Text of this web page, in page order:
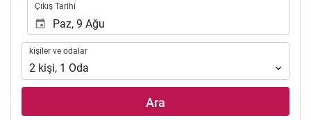
Çıkış Tarihi
kişiler
ve
odalar
kişiler ve odalar
2 kişi, 1 Oda
Ara